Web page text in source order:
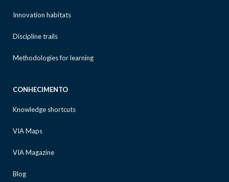
Innovation habitats
Discipline trails
Methodologies for learning
CONHECIMENTO
Knowledge shortcuts
VIA Maps
VIA Magazine
Blog